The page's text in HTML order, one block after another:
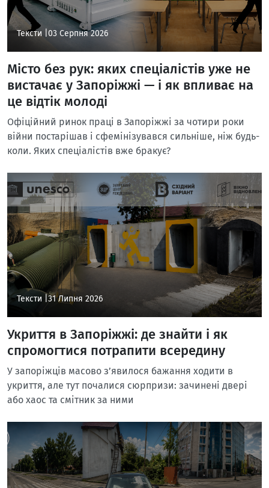
Тексти | 03 Серпня 2026
Місто без рук: яких спеціалістів уже не
вистачає у Запоріжжі — і як впливає на
це відтік молоді
Офіційний ринок праці в Запоріжжі за чотири роки
війни постарішав і сфемінізувався сильніше, ніж будь-
коли. Яких спеціалістів вже бракує?
Тексти | 31 Липня 2026
Укриття в Запоріжжі: де знайти і як
спромогтися потрапити всередину
У запоріжців масово з’явилося бажання ходити в
укриття, але тут почалися сюрпризи: зачинені двері
або хаос та смітник за ними